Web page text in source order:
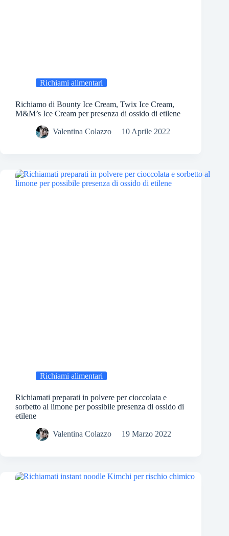
Richiami alimentari
Richiamo di Bounty Ice Cream, Twix Ice Cream,
M&M’s Ice Cream per presenza di ossido di etilene
Valentina Colazzo 10 Aprile 2022
Richiami alimentari
Richiamati preparati in polvere per cioccolata e
sorbetto al limone per possibile presenza di ossido di
etilene
Valentina Colazzo 19 Marzo 2022